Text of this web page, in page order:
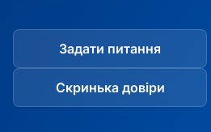
Задати питання
Скринька довіри